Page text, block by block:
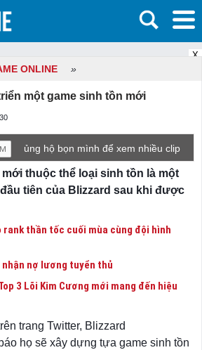
X
ONLINE »
một game sinh tồn mới
ủng hộ bọn mình để xem nhiều clip
mới thuộc thể loại sinh tồn là một
tiên của Blizzard sau khi được
rank thần tốc cuối mùa cùng đội hình
nhận nợ lương tuyển thủ
3 Lõi Kim Cương mới mang đến hiệu
trang Twitter, Blizzard
họ sẽ xây dựng tựa game sinh tồn